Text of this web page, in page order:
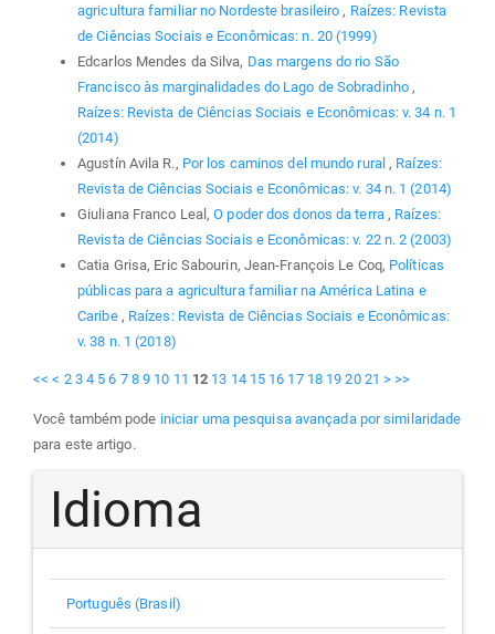
agricultura familiar no Nordeste brasileiro , Raízes: Revista
de Ciências Sociais e Econômicas: n. 20 (1999)
Edcarlos Mendes da Silva, Das margens do rio São
Francisco às marginalidades do Lago de Sobradinho ,
Raízes: Revista de Ciências Sociais e Econômicas: v. 34 n. 1
(2014)
Agustín Avila R., Por los caminos del mundo rural , Raízes:
Revista de Ciências Sociais e Econômicas: v. 34 n. 1 (2014)
Giuliana Franco Leal,O poder dos donos da terra , Raízes:
Revista de Ciências Sociais e Econômicas: v. 22 n. 2 (2003)
Catia Grisa, Eric Sabourin, Jean-François Le Coq, Políticas
públicas para a agricultura familiar na América Latina e
Caribe , Raízes: Revista de Ciências Sociais e Econômicas:
v. 38 n. 1 (2018)
<< < 2 3 4 5 6 7 8 9 10 11 12 13 14 15 16 17 18 19 20 21 > >>
Você também pode iniciar uma pesquisa avançada por similaridade
para este artigo.
Idioma
Português (Brasil)